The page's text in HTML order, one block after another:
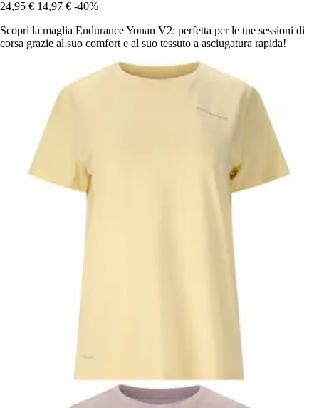
24,95 € 14,97 € -40%
Scopri la maglia Endurance Yonan V2: perfetta per le tue sessioni di
corsa grazie al suo comfort e al suo tessuto a asciugatura rapida!